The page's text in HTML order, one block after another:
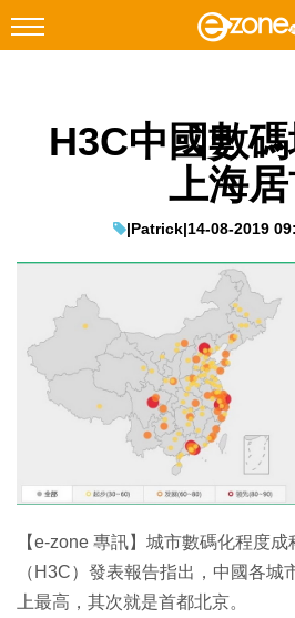
Facebook Instagram
遊戲動漫
教學評測
EduTech
IT Times
生成式AI與雲端應用
Enterprise Digital Transformation
H3C中國數
上海
|Patrick|14-08-2019
【e-zone 專訊】城市數碼化程度
（H3C）發表報告指出，中國各城
上最高，其次就是首都北京。